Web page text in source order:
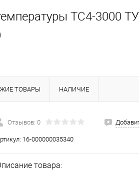
ТС4-3000
ТОВАРЫ НАЛИЧИЕ
Отзывов: 0
16-000000035340
товара: